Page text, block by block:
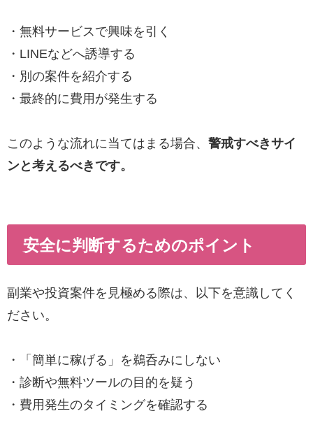
・無料サービスで興味を引く
・LINEなどへ誘導する
・別の案件を紹介する
・最終的に費用が発生する
このような流れに当てはまる場合、 警戒すべきサイ
ンと考えるべきです。
安全に判断するためのポイント
副業や投資案件を見極める際は、以下を意識してく
ださい。
・「簡単に稼げる」を鵜呑みにしない
・診断や無料ツールの目的を疑う
・費用発生のタイミングを確認する